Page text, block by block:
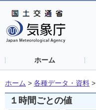
ホーム
ホーム > 各種データ・資料 >
１時間ごとの値